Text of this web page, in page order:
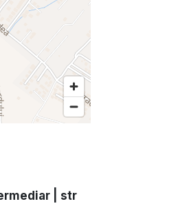
| str